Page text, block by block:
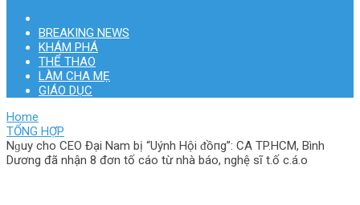
BREAKING NEWS
KHÁM PHÁ
THỂ THAO
LÀM CHA MẸ
GIÁO DỤC
Home
TỔNG HỢP
Nɡuy cho CEO Đại Nam b‌ị “Uýnh Hội ᵭồпg”: CA TP.HCM, Bình
Dương đã nhận 8 đơn tố cáo từ nhà báo, nghệ sĩ t.ố c.á.o